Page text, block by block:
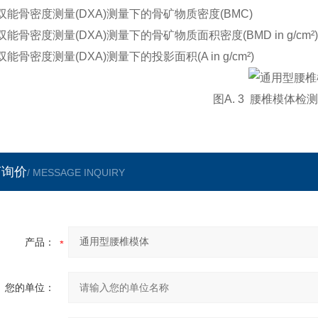
骨密度测量(DXA)测量下的骨矿物质密度(BMC)
骨密度测量(DXA)测量下的骨矿物质面积密度(BMD in g/cm²)
骨密度测量(DXA)测量下的投影面积(A in g/cm²)
图A. 3 腰椎模体检
价/ MESSAGE INQUIRY
产品：
您的单位：